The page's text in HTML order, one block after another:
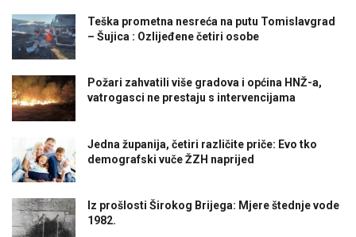
Teška prometna nesreća na putu Tomislavgrad
– Šujica : Ozlijeđene četiri osobe
Požari zahvatili više gradova i općina HNŽ-a,
vatrogasci ne prestaju s intervencijama
Jedna županija, četiri različite priče: Evo tko
demografski vuče ŽZH naprijed
Iz prošlosti Širokog Brijega: Mjere štednje vode
1982.